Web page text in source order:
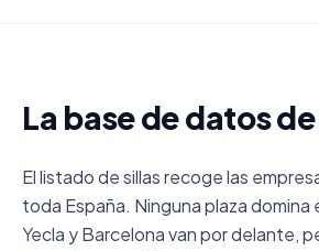
La base de datos
El listado de sillas recoge las
toda España. Ninguna plaza domina
Yecla y Barcelona van por delante,